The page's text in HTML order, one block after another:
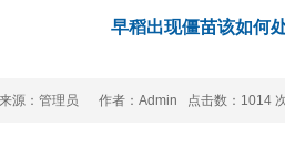
早稻出现僵苗该如何
源：管理员 作者：Admin 点击数： 1014